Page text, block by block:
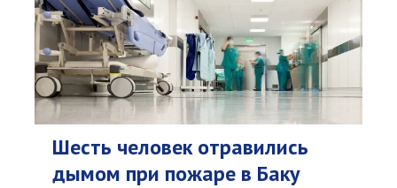
Шесть человек отравились
дымом при пожаре в Баку